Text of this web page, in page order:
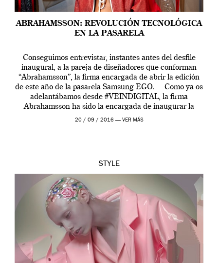
ABRAHAMSSON: REVOLUCIÓN TECNOLÓGICA
EN LA PASARELA
Conseguimos entrevistar, instantes antes del desfile
inaugural, a la pareja de diseñadores que conforman
“Abrahamsson”, la firma encargada de abrir la edición
de este año de la pasarela Samsung EGO. Como ya os
adelantábamos desde #VEINDIGITAL, la firma
Abrahamsson ha sido la encargada de inaugurar la
edición de este año de EGO, la […]
20 / 09 / 2016 — VER MÁS
STYLE